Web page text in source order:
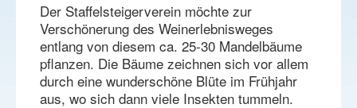
Der Staffelsteigerverein möchte zur
Verschönerung des Weinerlebnisweges
entlang von diesem ca. 25-30 Mandelbäume
pflanzen. Die Bäume zeichnen sich vor allem
durch eine wunderschöne Blüte im Frühjahr
aus, wo sich dann viele Insekten tummeln.